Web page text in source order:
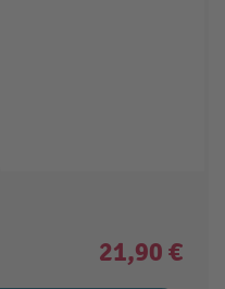
21,90 €